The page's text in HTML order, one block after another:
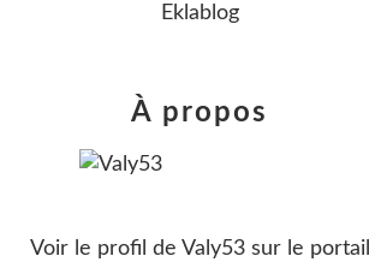
Eklablog
À propos
Voir le profil de Valy53sur le portail